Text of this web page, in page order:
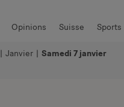
Opinions Suisse Sports
Auto & Moto
| Janvier | Samedi 7 janvier